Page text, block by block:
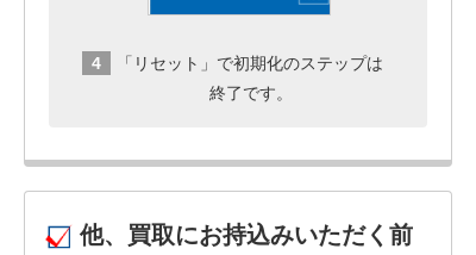
「リセット」で初期化のステップは
終了です。
他、買取にお持込みいただく前